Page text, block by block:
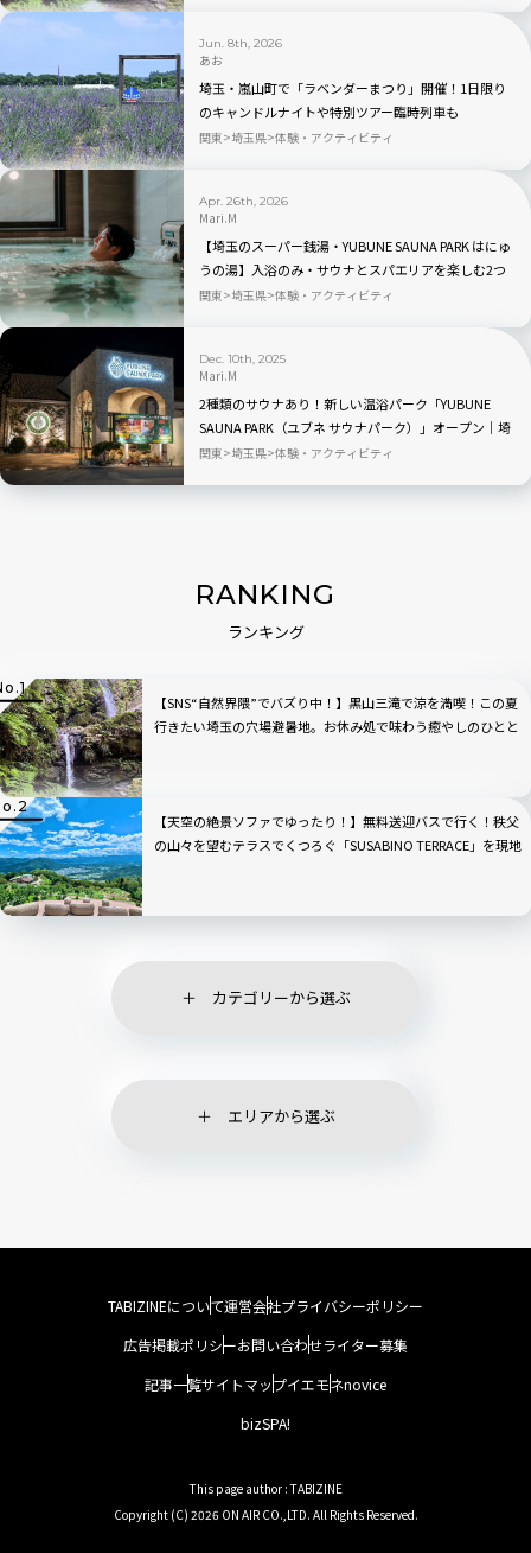
Jun. 8th, 2026
あお
埼玉・嵐山町で「ラベンダーまつり」開催！1日限り
のキャンドルナイトや特別ツアー臨時列車も
関東 埼玉県 体験・アクティビティ
Apr. 26th, 2026
Mari.M
【埼玉のスーパー銭湯・YUBUNE SAUNA PARK はにゅ
うの湯】入浴のみ・サウナとスパエリアを楽しむ2つ
の料金プランが登場
関東 埼玉県 体験・アクティビティ
Dec. 10th, 2025
Mari.M
2種類のサウナあり！新しい温浴パーク「YUBUNE
SAUNA PARK（ユブネ サウナパーク）」オープン｜埼
玉・イオンモール羽生
関東 埼玉県 体験・アクティビティ
RANKING
ランキング
【SNS“自然界隈”でバズり中！】黒山三滝で涼を満喫！この夏
行きたい埼玉の穴場避暑地。お休み処で味わう癒やしのひとと
【天空の絶景ソファでゆったり！】無料送迎バスで行く！秩父
の山々を望むテラスでくつろぐ「SUSABINO TERRACE」を現地
カテゴリーから選ぶ
エリアから選ぶ
TABIZINEについて運営会社プライバシーポリシー
広告掲載ポリシーお問い合わせライター募集
記事一覧サイトマップイエモネnovice
bizSPA!
This page author : TABIZINE
Copyright (C) 2026 ON AIR CO.,LTD. All Rights Reserved.